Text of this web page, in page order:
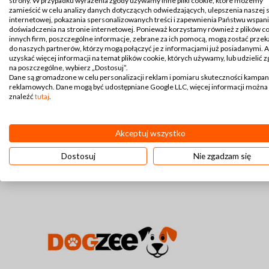
- Dogzee
40,00zł
WYBIERZ
Obroża
zamieścić w celu analizy danych dotyczących odwiedzających, ulepszenia naszej
internetowej, pokazania spersonalizowanych treści i zapewnienia Państwu
doświadczenia na stronie internetowej. Ponieważ korzystamy również z plików
innych firm, poszczególne informacje, zebrane za ich pomocą, mogą zostać
do naszych partnerów, którzy mogą połączyć je z informacjami już posiadanymi.
uzyskać więcej informacji na temat plików cookie, których używamy, lub udzielić
na poszczególne, wybierz „Dostosuj”.
Dane są gromadzone w celu personalizacji reklam i pomiaru skuteczności
reklamowych. Dane mogą być udostępniane Google LLC, więcej informacji można
znaleźć tutaj
Akceptuj wszystko
Dostosuj Nie zgadzam się